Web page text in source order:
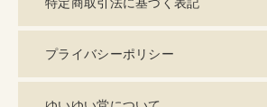
プライバシーポリシー